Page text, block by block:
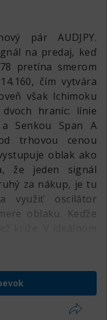
pár AUDJPY.
na predaj, keď
pretína smerom
čím vytvára
však Ichimoku
hraníc: línie
Senkou Span A
trhovou cenou
oblak ako
že jeden signál
za nákup, je tu
využiť oscilátor
oblaku. Keďže
a spojili ho so
urobiť. Ďalej